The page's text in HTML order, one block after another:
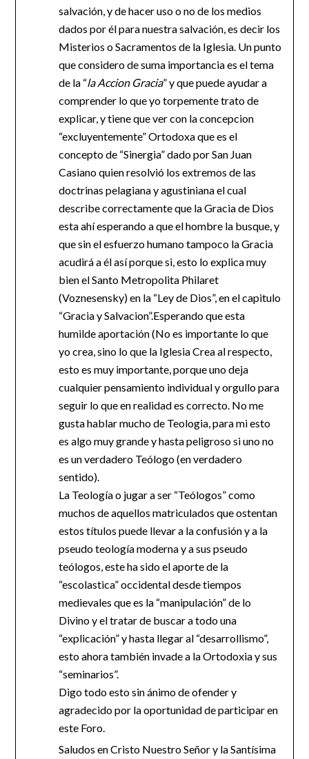
salvación, y de hacer uso o no de los medios
dados por él para nuestra salvación, es decir los
Misterios o Sacramentos de la Iglesia. Un punto
que considero de suma importancia es el tema
de la “la Accion Gracia” y que puede ayudar a
comprender lo que yo torpemente trato de
explicar, y tiene que ver con la concepcion
“excluyentemente” Ortodoxa que es el
concepto de “Sinergia” dado por San Juan
Casiano quien resolvió los extremos de las
doctrinas pelagiana y agustiniana el cual
describe correctamente que la Gracia de Dios
esta ahí esperando a que el hombre la busque, y
que sin el esfuerzo humano tampoco la Gracia
acudirá a él así porque si, esto lo explica muy
bien el Santo Metropolita Philaret
(Voznesensky) en la “Ley de Dios”, en el capitulo
“Gracia y Salvacion”.Esperando que esta
humilde aportación (No es importante lo que
yo crea, sino lo que la Iglesia Crea al respecto,
esto es muy importante, porque uno deja
cualquier pensamiento individual y orgullo para
seguir lo que en realidad es correcto. No me
gusta hablar mucho de Teologia, para mi esto
es algo muy grande y hasta peligroso si uno no
es un verdadero Teólogo (en verdadero
sentido).
La Teología o jugar a ser “Teólogos” como
muchos de aquellos matriculados que ostentan
estos títulos puede llevar a la confusión y a la
pseudo teología moderna y a sus pseudo
teólogos, este ha sido el aporte de la
“escolastica” occidental desde tiempos
medievales que es la “manipulación” de lo
Divino y el tratar de buscar a todo una
“explicación” y hasta llegar al “desarrollismo”,
esto ahora también invade a la Ortodoxia y sus
“seminarios”.
Digo todo esto sin ánimo de ofender y
agradecido por la oportunidad de participar en
este Foro.
Saludos en Cristo Nuestro Señor y la Santísima